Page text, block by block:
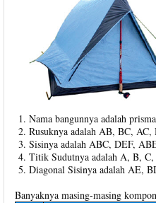
Nama bangunnya adalah
Rusuknya adalah AB, BC,
Sisinya adalah ABC, DEF,
Titik Sudutnya adalah A, B,
Diagonal Sisinya adalah AE,
Banyaknya masing-masing